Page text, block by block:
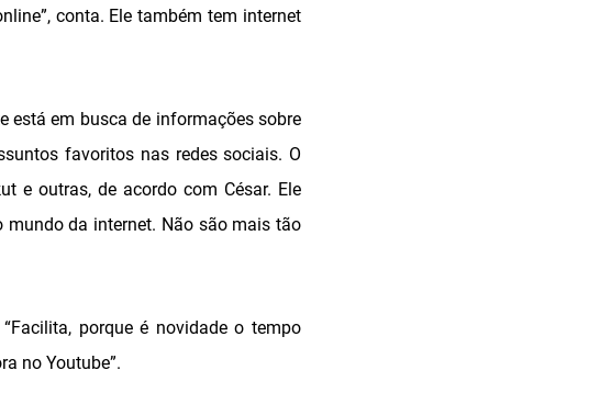
conta. Ele também tem internet
está em busca de informações sobre
favoritos nas redes sociais. O
e outras, de acordo com César. Ele
mundo da internet. Não são mais tão
porque é novidade o tempo
no Youtube”.